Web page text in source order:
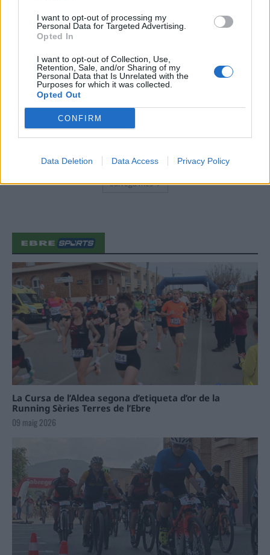
I want to opt-out of processing my
Personal Data for Targeted Advertising.
Opted In
I want to opt-out of Collection, Use,
Retention, Sale, and/or Sharing of my
Personal Data that Is Unrelated with the
Purposes for which it was collected.
Opted Out
CONFIRM
Data Deletion Data Access Privacy Policy
31 de juliol de 2026
Festes
31 de juliol de 2026
Caçadors de subvencions
30 de juliol de 2026
Carrega més
La Cursa de l’Aldea segona d’etiqueta d’or de la
Running Sèries Terres de l’Ebre
09 maig 2026